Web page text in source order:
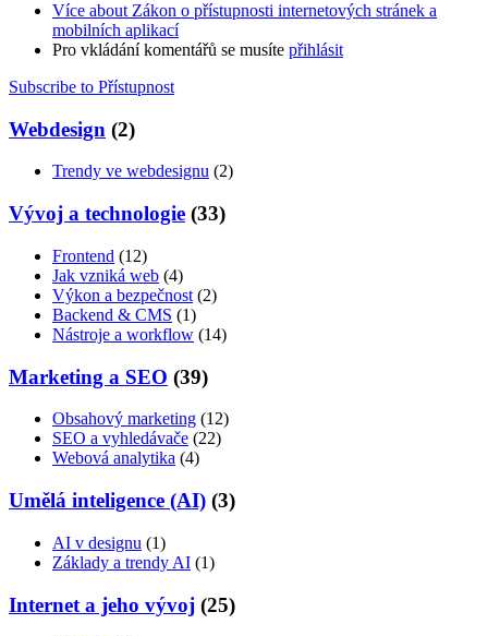
Více about Zákon o přístupnosti internetových stránek a
mobilních aplikací
Pro vkládání komentářů se musíte přihlásit
Subscribe to Přístupnost
Webdesign (2)
Trendy ve webdesignu (2)
Vývoj a technologie (33)
Frontend (12)
Jak vzniká web (4)
Výkon a bezpečnost (2)
Backend & CMS (1)
Nástroje a workflow (14)
Marketing a SEO (39)
Obsahový marketing (12)
SEO a vyhledávače (22)
Webová analytika (4)
Umělá inteligence (AI) (3)
AI v designu (1)
Základy a trendy AI (1)
Internet a jeho vývoj (25)